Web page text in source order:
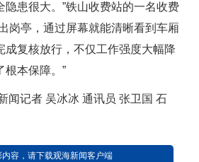
隐患很大。”铁山收费站的一名收费
岗亭，通过屏幕就能清晰看到车厢
成复核放行，不仅工作强度大幅降
根本保障。”
闻记者 吴冰冰 通讯员 张卫国 石
内容，请下载观海新闻客户端